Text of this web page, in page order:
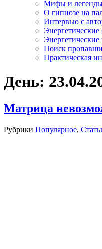
Мифы и легенды
О гипнозе на
Интервью с
Поиск
Практическая
День:
Матрица
Рубрики Популярное,